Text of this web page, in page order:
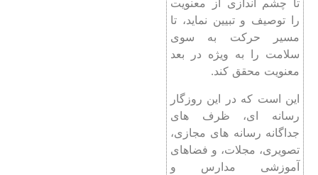
تا چشم اندازی از معنویت
را توصیف و تبیین نماید، تا
مسیر حرکت به سوی
سلامت را به ویژه در بعد
معنویت محقق کند.
این است که در این روزگار
رسانه ای، ظرف های
جداگانه رسانه های مجازی،
تصویری، مجلات، و فضاهای
آموزشی مدارس و